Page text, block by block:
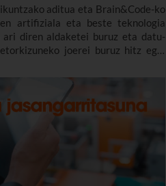
aditua eta Brain&Code-ko
artifiziala eta beste teknologia
ari diren aldaketei buruz eta datu-
joerei buruz hitz egin
hizlarietako bat izan da Álex